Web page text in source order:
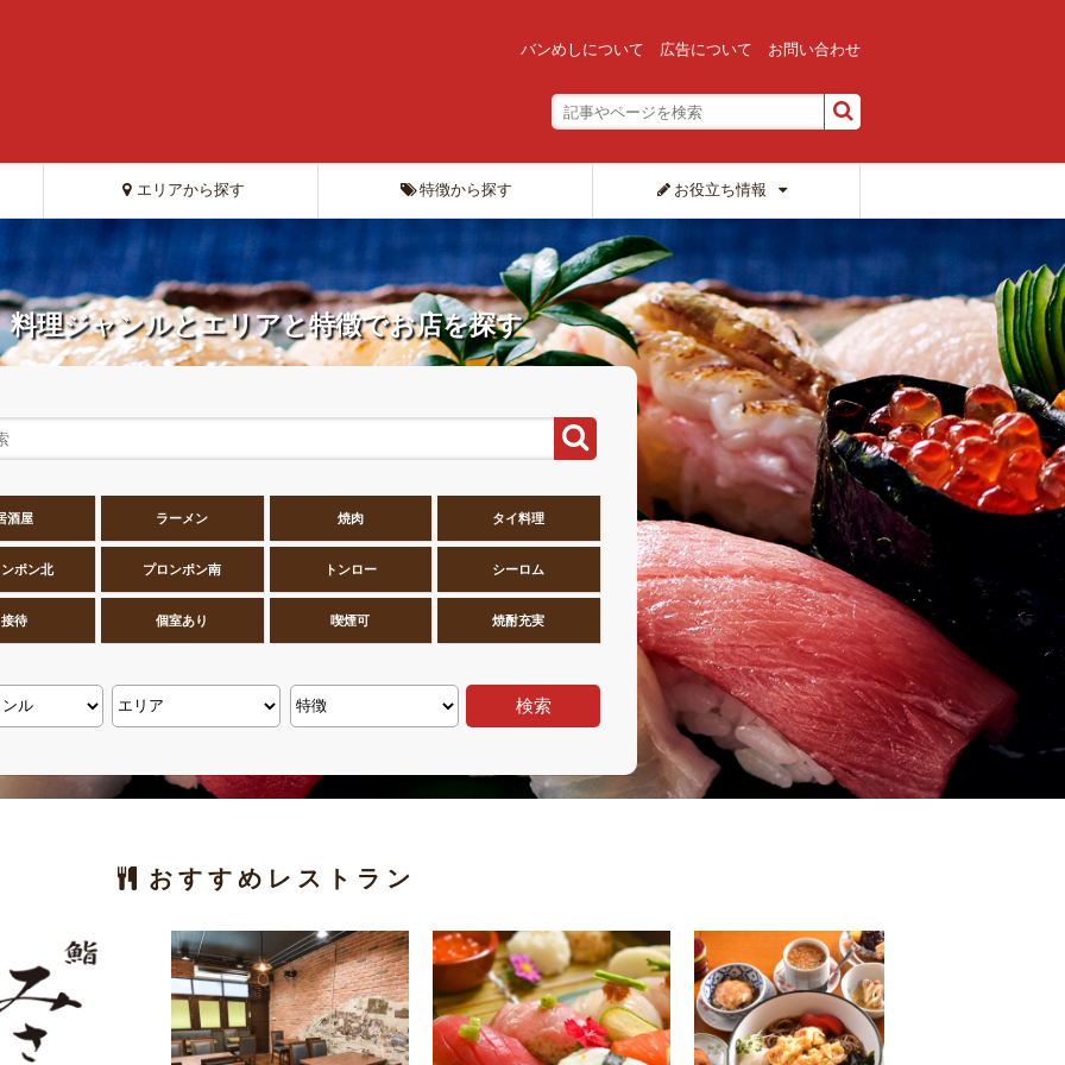
バンめしについて 広告について お問い合わせ
エリアから探す 特徴から探す お役立ち情報
料理ジャンルとエリアと特徴でお店を探す
酒屋 ラーメン 焼肉 タイ料理
ポン北 プロンポン南 トンロー シーロム
接待 個室あり 喫煙可 焼酎充実
検索
おすすめレストラン